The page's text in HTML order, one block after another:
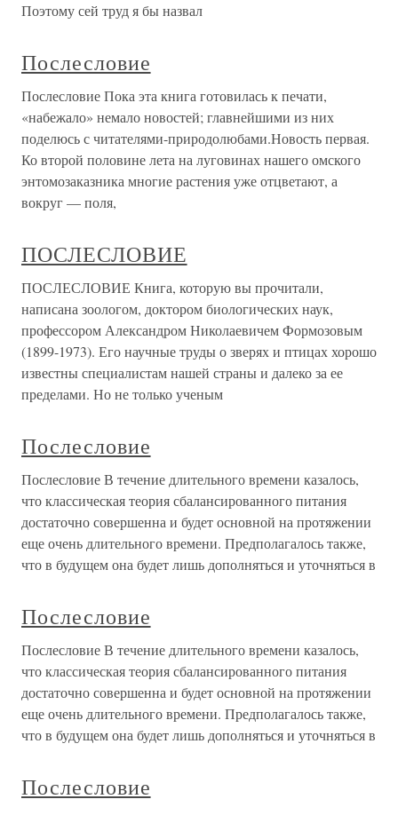
Поэтому сей труд я бы назвал
Послесловие
Послесловие Пока эта книга готовилась к печати,
«набежало» немало новостей; главнейшими из них
поделюсь с читателями-природолюбами.Новость первая.
Ко второй половине лета на луговинах нашего омского
энтомозаказника многие растения уже отцветают, а
вокруг — поля,
ПОСЛЕСЛОВИЕ
ПОСЛЕСЛОВИЕ Книга, которую вы прочитали,
написана зоологом, доктором биологических наук,
профессором Александром Николаевичем Формозовым
(1899-1973). Его научные труды о зверях и птицах хорошо
известны специалистам нашей страны и далеко за ее
пределами. Но не только ученым
Послесловие
Послесловие В течение длительного времени казалось,
что классическая теория сбалансированного питания
достаточно совершенна и будет основной на протяжении
еще очень длительного времени. Предполагалось также,
что в будущем она будет лишь дополняться и уточняться в
Послесловие
Послесловие В течение длительного времени казалось,
что классическая теория сбалансированного питания
достаточно совершенна и будет основной на протяжении
еще очень длительного времени. Предполагалось также,
что в будущем она будет лишь дополняться и уточняться в
Послесловие